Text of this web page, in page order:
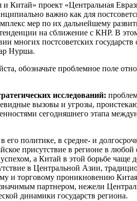
Китай» проект «Центральная
важно как для
мер по их дальнейшему
на сближение с КНР. В
многих постсоветских
Нурша.
обозначьте проблемное поле
исследований:
вызовы и угрозы,
сегодняшнего этапа
политике, в средне- и
присутствие в регионе в
а Китай в этой борьбе чаще
в Центральной Азии,
и торговому проникновению
партнером, нежели
динамики государств региона.